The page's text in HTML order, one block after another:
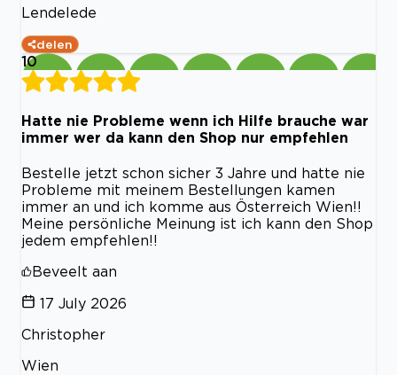
Lendelede
delen
10
Hatte nie Probleme wenn ich Hilfe brauche war
immer wer da kann den Shop nur empfehlen
Bestelle jetzt schon sicher 3 Jahre und hatte nie
Probleme mit meinem Bestellungen kamen
immer an und ich komme aus Österreich Wien!!
Meine persönliche Meinung ist ich kann den Shop
jedem empfehlen!!
Beveelt aan
17 July 2026
Christopher
Wien